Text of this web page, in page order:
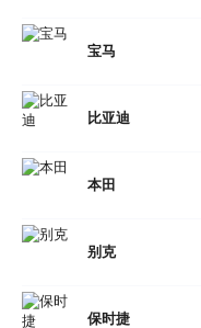
宝马
比亚迪
本田
别克
保时捷